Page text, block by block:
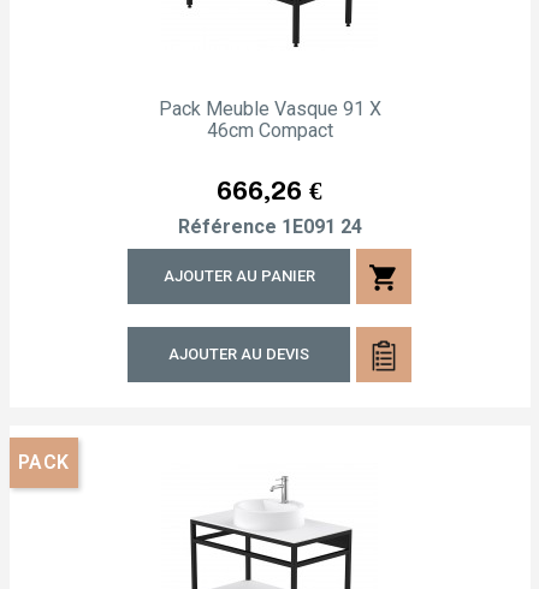
Pack Meuble Vasque 91 X
46cm Compact
Prix
666,26 €
Référence 1E091 24
AJOUTER AU PANIER shopping_cart
AJOUTER AU DEVIS
PACK